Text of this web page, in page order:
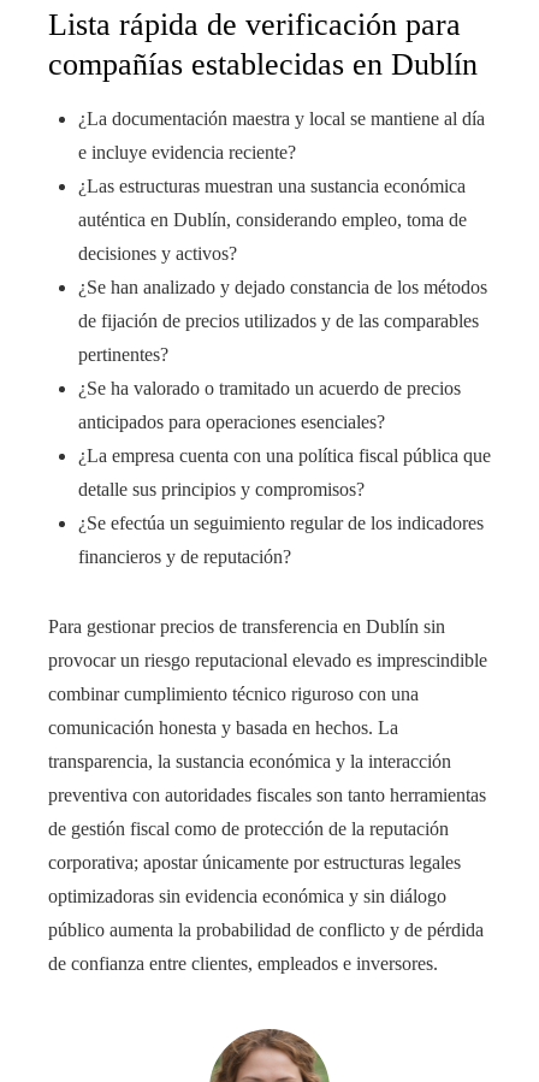
Lista rápida de verificación para
compañías establecidas en Dublín
¿La documentación maestra y local se mantiene al día
e incluye evidencia reciente?
¿Las estructuras muestran una sustancia económica
auténtica en Dublín, considerando empleo, toma de
decisiones y activos?
¿Se han analizado y dejado constancia de los métodos
de fijación de precios utilizados y de las comparables
pertinentes?
¿Se ha valorado o tramitado un acuerdo de precios
anticipados para operaciones esenciales?
¿La empresa cuenta con una política fiscal pública que
detalle sus principios y compromisos?
¿Se efectúa un seguimiento regular de los indicadores
financieros y de reputación?
Para gestionar precios de transferencia en Dublín sin
provocar un riesgo reputacional elevado es imprescindible
combinar cumplimiento técnico riguroso con una
comunicación honesta y basada en hechos. La
transparencia, la sustancia económica y la interacción
preventiva con autoridades fiscales son tanto herramientas
de gestión fiscal como de protección de la reputación
corporativa; apostar únicamente por estructuras legales
optimizadoras sin evidencia económica y sin diálogo
público aumenta la probabilidad de conflicto y de pérdida
de confianza entre clientes, empleados e inversores.